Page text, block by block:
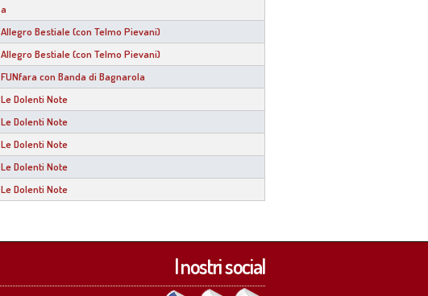
a
Allegro Bestiale (con Telmo Pievani)
Allegro Bestiale (con Telmo Pievani)
FUNfara con Banda di Bagnarola
Le Dolenti Note
Le Dolenti Note
Le Dolenti Note
Le Dolenti Note
Le Dolenti Note
I nostri social